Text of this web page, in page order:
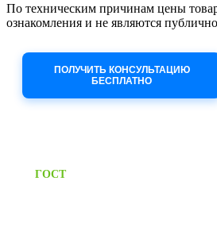
По техническим причинам цены
ознакомления и не являются
ПОЛУЧИТЬ КОНСУЛЬТАЦИЮ
БЕСПЛАТНО
ГОСТПредоставляем паспорт